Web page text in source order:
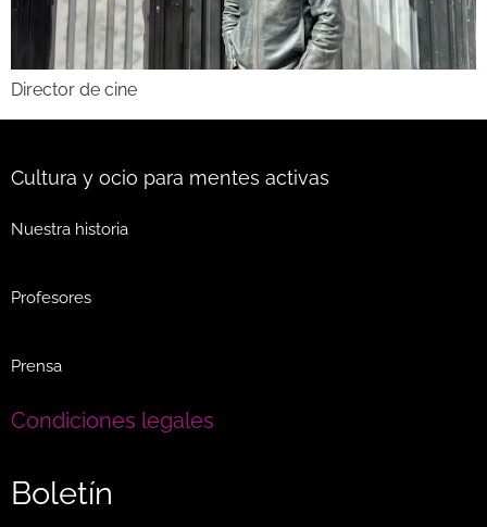
Director de cine
Cultura y ocio para mentes activas
Nuestra historia
Profesores
Prensa
Condiciones legales
Boletín